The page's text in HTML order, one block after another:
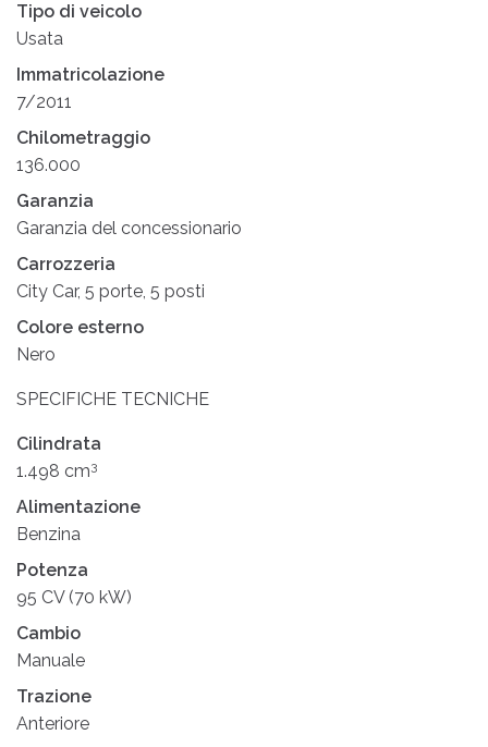
Tipo di veicolo
Usata
Immatricolazione
7/2011
Chilometraggio
136.000
Garanzia
Garanzia del concessionario
Carrozzeria
City Car, 5 porte, 5 posti
Colore esterno
Nero
SPECIFICHE TECNICHE
Cilindrata
1.498 cm3
Alimentazione
Benzina
Potenza
95 CV (70 kW)
Cambio
Manuale
Trazione
Anteriore